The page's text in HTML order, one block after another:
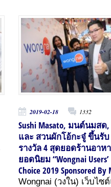
2019-02-18 1332
Sushi Masato, มนต์นมสด,
และ สวนผักโอ้กะจู๋ ขึ้นรับ
รางวัล 4 สุดยอดร้านอาห
ยอดนิยม “Wongnai Users’
Choice 2019 Sponsored By
Wongnai (วงใน) เว็บไซ